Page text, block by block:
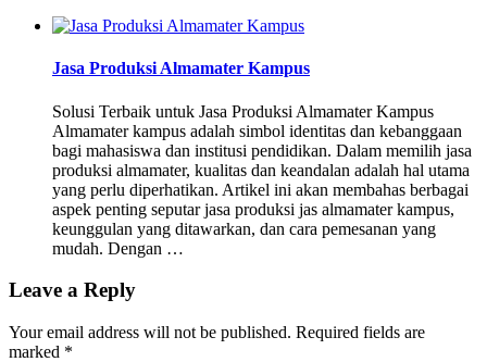
Jasa Produksi Almamater Kampus
Solusi Terbaik untuk Jasa Produksi Almamater Kampus
Almamater kampus adalah simbol identitas dan kebanggaan
bagi mahasiswa dan institusi pendidikan. Dalam memilih jasa
produksi almamater, kualitas dan keandalan adalah hal utama
yang perlu diperhatikan. Artikel ini akan membahas berbagai
aspek penting seputar jasa produksi jas almamater kampus,
keunggulan yang ditawarkan, dan cara pemesanan yang
mudah. Dengan …
Leave a Reply
Your email address will not be published. Required fields are
marked *